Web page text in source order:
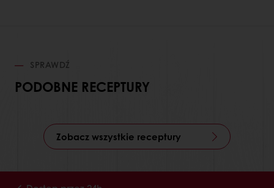
SPRAWDŹ
PODOBNE RECEPTURY
Zobacz wszystkie receptury